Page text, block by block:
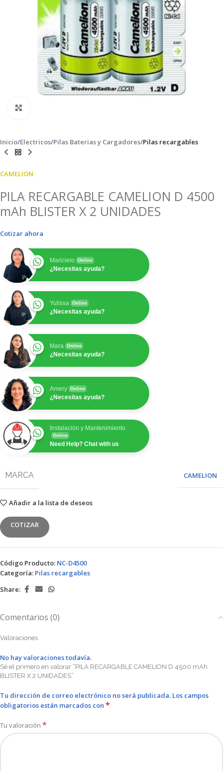
Inicio Electricos Pilas Baterias y Cargadores Pilas recargables
CAMELION
PILA RECARGABLE CAMELION D 4500
mAh BLISTER X 2 UNIDADES
Cotizar ahora
Maricielo Online
¿Necesitas ayuda?
Yulissa Online
¿Necesitas ayuda?
Mara Online
¿Necesitas ayuda?
Amery Online
¿Necesitas ayuda?
Instalación y Mantenimiento
Online
Need Help? Chat with us
MARCA CAMELION
Añadir a la lista de deseos
COTIZAR
Código Producto: NC-D4500
Categoría: Pilas recargables
Share:
Comentarios (0)
Valoraciones
No hay valoraciones todavía.
Sé el primero en valorar “PILA RECARGABLE CAMELION D 4500 mAh
BLISTER X 2 UNIDADES”
Tu dirección de correo electrónico no será publicada. Los campos
obligatorios están marcados con *
Tu valoración *